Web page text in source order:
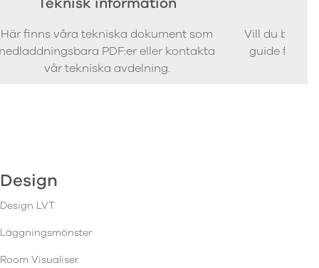
Här finns våra tekniska dokument som
PDF:er eller kontakta
vår tekniska avdelning.
Vill du
guide för
Design
Design LVT
Läggningsmönster
Room Visualiser